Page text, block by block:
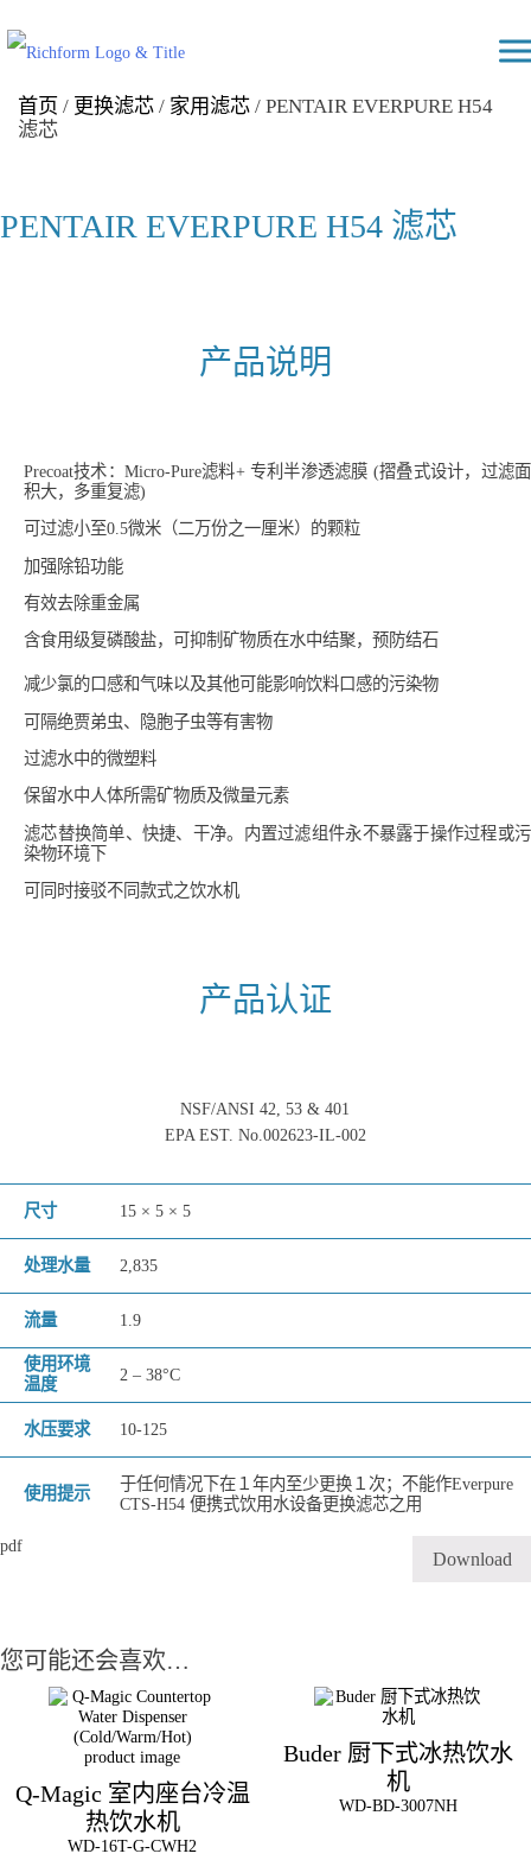
to
content
首页 / 更换滤芯 / 家用滤芯 / PENTAIR EVERPURE H54
滤芯
PENTAIR EVERPURE H54 滤芯
产品说明
Precoat技术：Micro-Pure滤料+ 专利半渗透滤膜 (摺叠式设计，过滤面
积大，多重复滤)
可过滤小至0.5微米（二万份之一厘米）的颗粒
加强除铅功能
有效去除重金属
含食用级复磷酸盐，可抑制矿物质在水中结聚，预防结石
减少氯的口感和气味以及其他可能影响饮料口感的污染物
可隔绝贾弟虫、隐胞子虫等有害物
过滤水中的微塑料
保留水中人体所需矿物质及微量元素
滤芯替换简单、快捷、干净。内置过滤组件永不暴露于操作过程或污
染物环境下
可同时接驳不同款式之饮水机
产品认证
NSF/ANSI 42, 53 & 401
EPA EST. No.002623-IL-002
尺寸 15 × 5 × 5
处理水量 2,835
流量 1.9
使用环境
温度
2 – 38°C
水压要求 10-125
使用提示
于任何情况下在１年内至少更换１次；不能作Everpure
CTS-H54 便携式饮用水设备更换滤芯之用
pdf
Download
您可能还会喜欢…
Q-Magic 室内座台冷温
热饮水机
WD-16T-G-CWH2
Buder 厨下式冰热饮水
机
WD-BD-3007NH